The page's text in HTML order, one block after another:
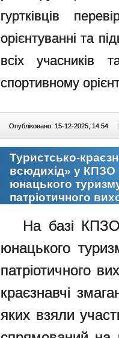
гуртківців
орієнтуванні та
всіх учасників
спортивному
Опубліковано: 15-12-2025, 14:54 |
Туристсько-
всюдихід» у КПЗО
юнацького
патріотичного
На базі КПЗО
юнацького
патріотичного
краєзнавчі
яких взяли